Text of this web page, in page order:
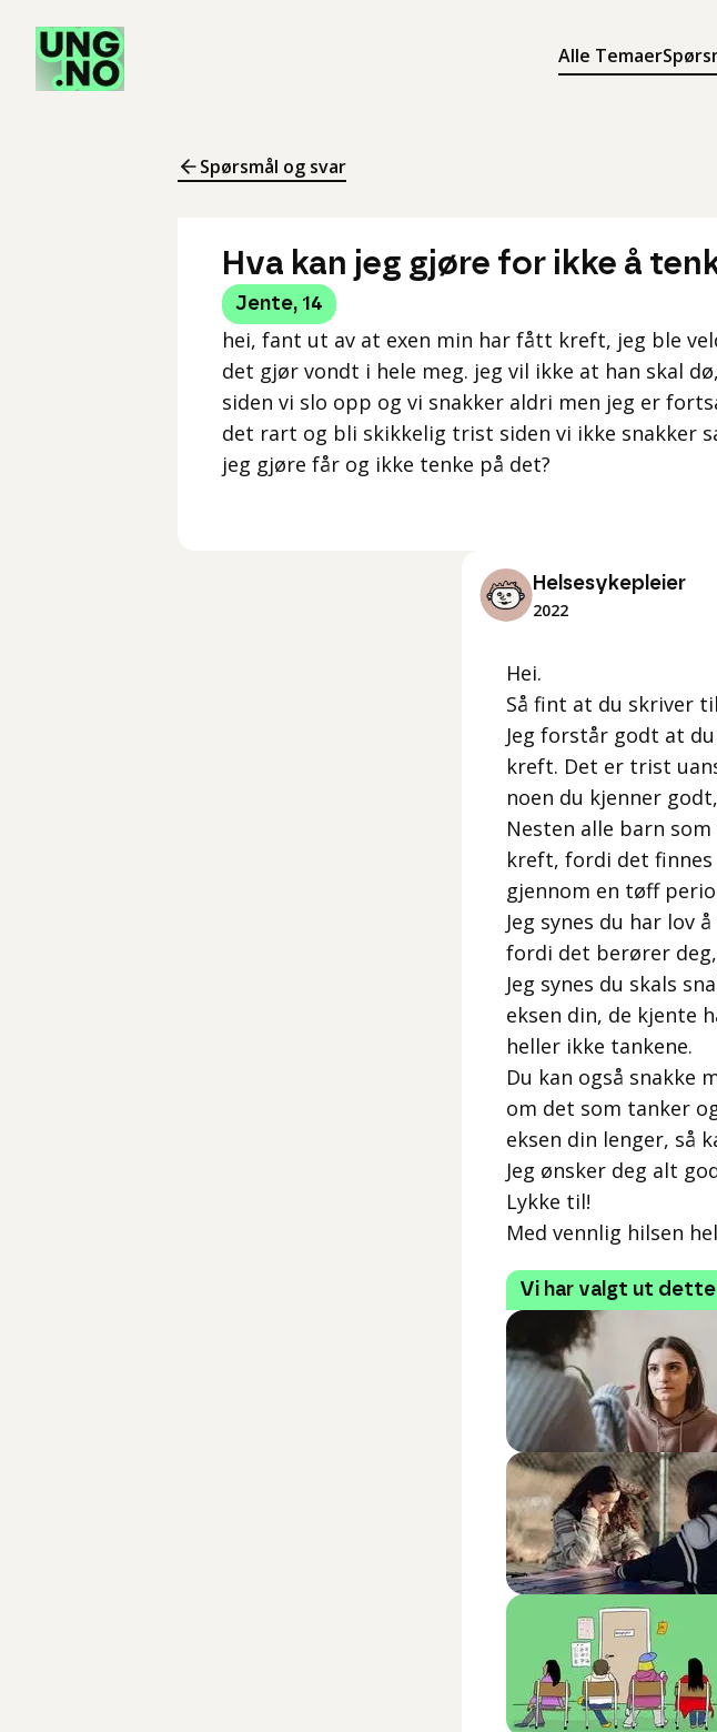
Alle Temaer
Søk
Meny
Spørsmål og svar
Hva kan jeg gjøre for ikke å
Jente, 14
hei, fant ut av at exen min har fått kreft, jeg ble
det gjør vondt i hele meg. jeg vil ikke at han skal
siden vi slo opp og vi snakker aldri men jeg er
det rart og bli skikkelig trist siden vi ikke snakker
jeg gjøre får og ikke tenke på det?
Helsesykepleier
2022
Hei.
Så fint at du skriver
Jeg forstår godt at
kreft. Det er trist
noen du kjenner
Nesten alle barn
kreft, fordi det finnes
gjennom en tøff
Jeg synes du har lov
fordi det berører
Jeg synes du skals
eksen din, de kjente
heller ikke tankene.
Du kan også snakke
om det som tanker
eksen din lenger, så
Jeg ønsker deg alt
Lykke til!
Med vennlig hilsen
Vi har valgt ut